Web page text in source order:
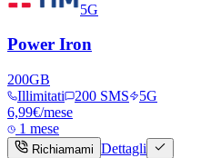
5G
Power Iron
200GB
Illimitati
200 SMS
5G
6,99€/mese
1 mese
Richiamami Dettagli